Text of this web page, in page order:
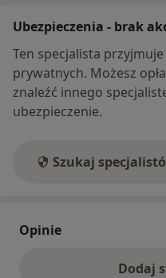
Ubezpieczenia - brak
Ten specjalista
prywatnych. Możesz
znaleźć innego
ubezpieczenie.
Szukaj
Opinie
Dodaj